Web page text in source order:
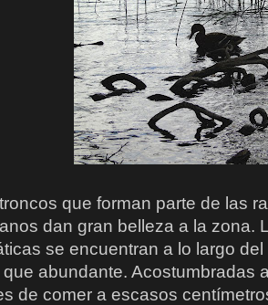
que forman parte de las
dan gran belleza a la zona.
se encuentran a lo largo
que abundante. Acostumbradas
de comer a escasos